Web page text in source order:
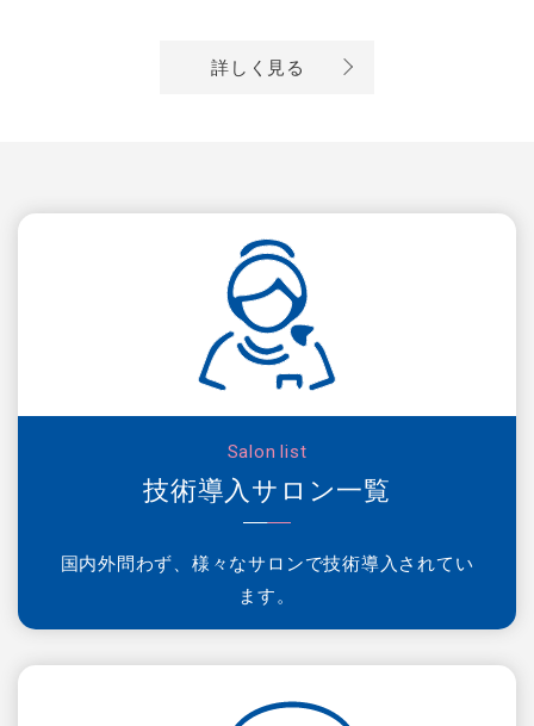
詳しく見る
Salon list
技術導入サロン一覧
国内外問わず、様々なサロンで技術導入されてい
ます。